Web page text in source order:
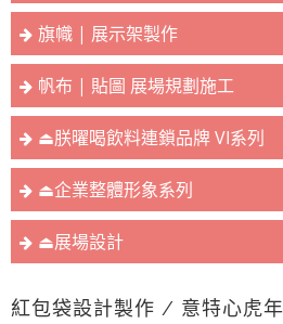
旗幟 | 展示架製作
帆布 | 貼圖 展場規劃施工
⏏︎朕曜喝飲料連鎖品牌 VI系列
⏏︎企業整體形象系列
⏏︎展場設計
紅包袋設計製作 / 意特心虎